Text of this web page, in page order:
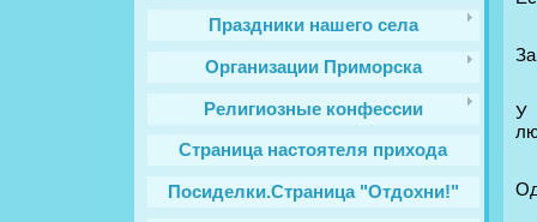
Праздники нашего села
Организации Приморска
Религиозные конфессии
Cтраница настоятеля прихода
Посиделки.Страница "Отдохни!"
У